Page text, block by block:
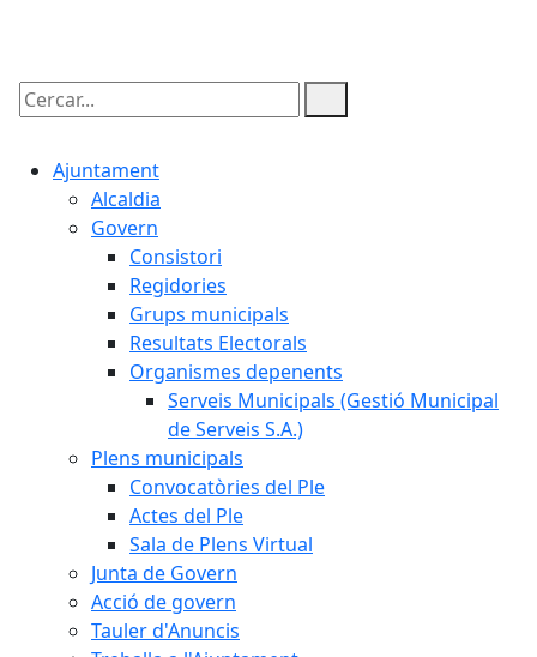
Cercar:
Ajuntament
Alcaldia
Govern
Consistori
Regidories
Grups municipals
Resultats Electorals
Organismes depenents
Serveis Municipals (Gestió Municipal
de Serveis S.A.)
Plens municipals
Convocatòries del Ple
Actes del Ple
Sala de Plens Virtual
Junta de Govern
Acció de govern
Tauler d'Anuncis